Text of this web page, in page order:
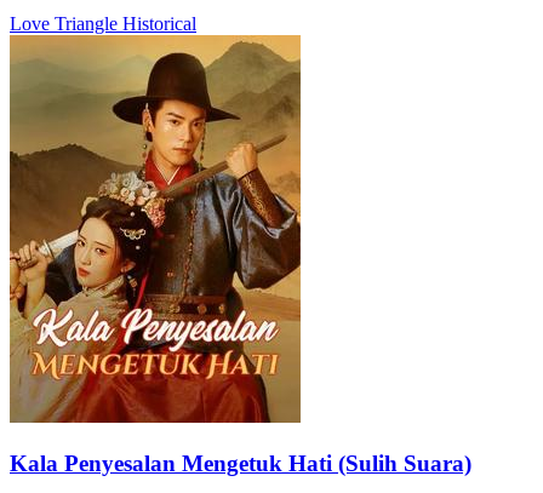
Love Triangle Historical
Kala Penyesalan Mengetuk Hati (Sulih Suara)